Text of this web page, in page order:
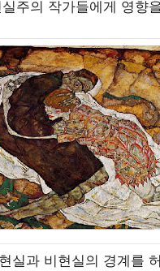
주의 작가들에게 영향
실과 비현실의 경계를